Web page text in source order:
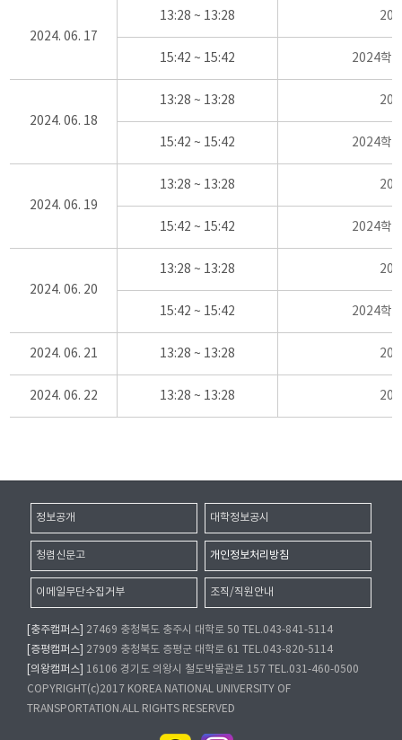
2024. 06. 17
13:28 ~ 13:28
15:42 ~ 15:42 2024학
2024. 06. 18
13:28 ~ 13:28
15:42 ~ 15:42 2024학
2024. 06. 19
13:28 ~ 13:28
15:42 ~ 15:42 2024학
2024. 06. 20
13:28 ~ 13:28
15:42 ~ 15:42 2024학
2024. 06. 21 13:28 ~ 13:28
2024. 06. 22 13:28 ~ 13:28
정보공개 대학정보공시
청렴신문고 개인정보처리방침
이메일무단수집거부 조직/직원안내
[충주캠퍼스]
27469 충청북도 충주시 대학로 50 TEL.043-841-5114
[증평캠퍼스]
27909 충청북도 증평군 대학로 61 TEL.043-820-5114
[의왕캠퍼스]
16106 경기도 의왕시 철도박물관로 157 TEL.031-460-0500
COPYRIGHT(c)2017 KOREA NATIONAL UNIVERSITY OF
TRANSPORTATION.ALL RIGHTS RESERVED